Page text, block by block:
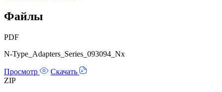
Файлы
PDF
N-Type_Adapters_Series_093094_Nx
Просмотр
Скачать
ZIP